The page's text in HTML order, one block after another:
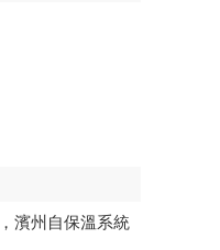
， 濱州自保溫系統